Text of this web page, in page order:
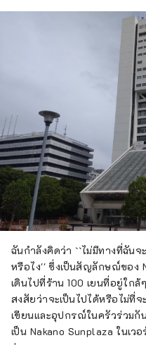
17,000 คนจา
ฉันกำลังคิดว่า ``ไม่มีทางที่ฉันจ
หรือไง'' ซึ่งเป็นสัญลักษณ์ของ
เดินไปที่ร้าน 100 เยนที่อยู่ใก
สงสัยว่าจะเป็นไปได้หรือไม่ที่
เขียนและอุปกรณ์ในครัวร่วมกั
เป็น Nakano Sunplaza ในเ